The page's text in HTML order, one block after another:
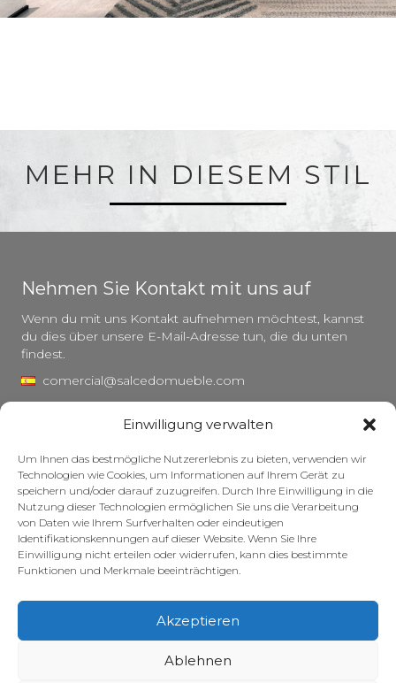
Einwilligung verwalten
Um Ihnen das bestmögliche Nutzererlebnis zu bieten, verwenden wir
Technologien wie Cookies, um Informationen auf Ihrem Gerät zu
speichern und/oder darauf zuzugreifen. Durch Ihre Einwilligung in die
Nutzung dieser Technologien ermöglichen Sie uns die Verarbeitung
von Daten wie Ihrem Surfverhalten oder eindeutigen
Identifikationskennungen auf dieser Website. Wenn Sie Ihre
Einwilligung nicht erteilen oder widerrufen, kann dies bestimmte
Funktionen und Merkmale beeinträchtigen.
Akzeptieren
Ablehnen
MEHR IN DIESEM STIL
Nehmen Sie Kontakt mit uns auf
Wenn du mit uns Kontakt aufnehmen möchtest, kannst
du dies über unsere E-Mail-Adresse tun, die du unten
findest.
comercial@salcedomueble.com
distribucion@salcedomueble.com
Instagram
Rechtlicher Hinweis
Datenschutzerklärung
Cookie-Richtlinie
Zuschüsse